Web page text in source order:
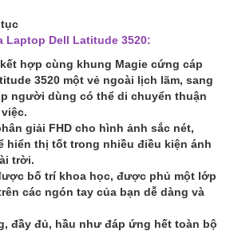
Laptop Dell Latitude 3520:
hợp cùng khung Magie cứng cáp
3520 một vẻ ngoài lịch lãm, sang
người dùng có thể di chuyển thuận
giải FHD cho hình ảnh sắc nét,
hiển thị tốt trong nhiều điều kiện ánh
trời.
bố trí khoa học, được phủ một lớp
các ngón tay của bạn dễ dàng và
đầy đủ, hầu như đáp ứng hết toàn bộ